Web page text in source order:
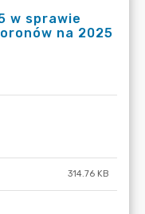
w sprawie
na 2025
314.76 KB